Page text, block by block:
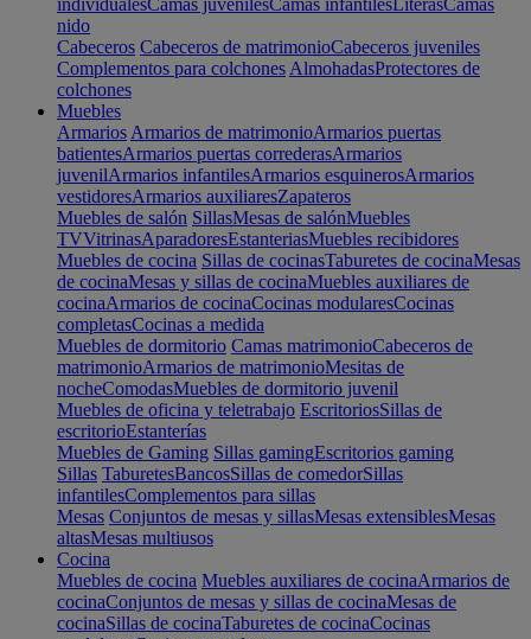
individualesCamas juvenilesCamas infantilesLiterasCamas
nido
Cabeceros Cabeceros de matrimonioCabeceros juveniles
Complementos para colchones AlmohadasProtectores de
colchones
Muebles
Armarios Armarios de matrimonioArmarios puertas
batientesArmarios puertas correderasArmarios
juvenilArmarios infantilesArmarios esquinerosArmarios
vestidoresArmarios auxiliaresZapateros
Muebles de salón SillasMesas de salónMuebles
TVVitrinasAparadoresEstanteriasMuebles recibidores
Muebles de cocina Sillas de cocinasTaburetes de cocinaMesas
de cocinaMesas y sillas de cocinaMuebles auxiliares de
cocinaArmarios de cocinaCocinas modularesCocinas
completasCocinas a medida
Muebles de dormitorio Camas matrimonioCabeceros de
matrimonioArmarios de matrimonioMesitas de
nocheComodasMuebles de dormitorio juvenil
Muebles de oficina y teletrabajo EscritoriosSillas de
escritorioEstanterías
Muebles de Gaming Sillas gamingEscritorios gaming
Sillas TaburetesBancosSillas de comedorSillas
infantilesComplementos para sillas
Mesas Conjuntos de mesas y sillasMesas extensiblesMesas
altasMesas multiusos
Cocina
Muebles de cocina Muebles auxiliares de cocinaArmarios de
cocinaConjuntos de mesas y sillas de cocinaMesas de
cocinaSillas de cocinaTaburetes de cocinaCocinas